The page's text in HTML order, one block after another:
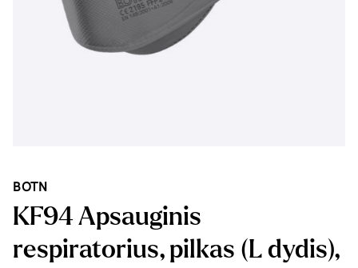
BOTN
KF94 Apsauginis
respiratorius, pilkas (L dydis),